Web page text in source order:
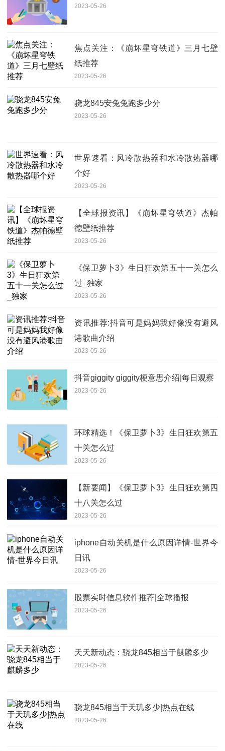
2023-05-26
焦点关注：《崩坏星穹铁道》三月七壁
纸推荐
2023-05-26
骁龙845安兔兔跑多少分
2023-05-26
世界速看：风冷散热器和水冷散热器哪
个好
2023-05-26
【全球报资讯】《崩坏星穹铁道》杰帕
德壁纸推荐
2023-05-26
《保卫萝卜3》生日狂欢第五十一关怎么
过_独家
2023-05-26
资讯推荐:抖音可是妈妈我好像没有避风
港歌曲介绍
2023-05-26
抖音giggity giggity梗意思介绍|每日观察
2023-05-26
环球精选！《保卫萝卜3》生日狂欢第五
十关怎么过
2023-05-26
【新要闻】《保卫萝卜3》生日狂欢第四
十八关怎么过
2023-05-26
iphone自动关机是什么原因详情-世界今
日讯
2023-05-26
股票实时信息软件推荐|全球播报
2023-05-26
天天新动态：骁龙845相当于麒麟多少
2023-05-26
骁龙845相当于天玑多少|热点在线
2023-05-26